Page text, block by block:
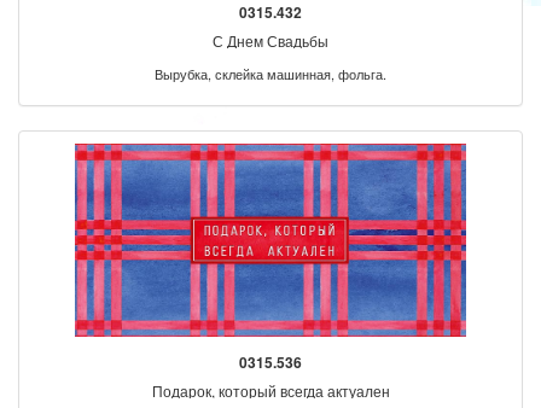
0315.432
С Днем Свадьбы
Вырубка, склейка машинная, фольга.
0315.536
Подарок, который всегда актуален